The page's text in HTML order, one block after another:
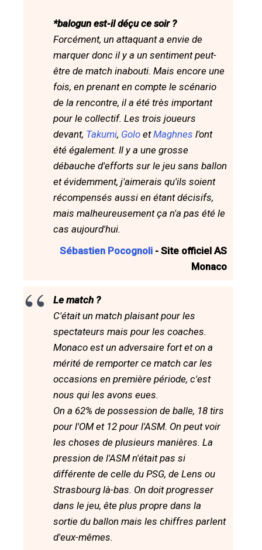
*balogun est-il déçu ce soir ?
Forcément, un attaquant a envie de
marquer donc il y a un sentiment peut-
être de match inabouti. Mais encore une
fois, en prenant en compte le scénario
de la rencontre, il a été très important
pour le collectif. Les trois joueurs
devant, Takumi, Golo etMaghnes l'ont
été également. Il y a une grosse
débauche d'efforts sur le jeu sans ballon
et évidemment, j'aimerais qu'ils soient
récompensés aussi en étant décisifs,
mais malheureusement ça n'a pas été le
cas aujourd'hui.
Sébastien Pocognoli - Site officiel AS
Monaco
Le match ?
C'était un match plaisant pour les
spectateurs mais pour les coaches.
Monaco est un adversaire fort et on a
mérité de remporter ce match car les
occasions en première période, c'est
nous qui les avons eues.
On a 62% de possession de balle, 18 tirs
pour l'OM et 12 pour l'ASM. On peut voir
les choses de plusieurs manières. La
pression de l'ASM n'était pas si
différente de celle du PSG, de Lens ou
Strasbourg là-bas. On doit progresser
dans le jeu, ête plus propre dans la
sortie du ballon mais les chiffres parlent
d'eux-mêmes.